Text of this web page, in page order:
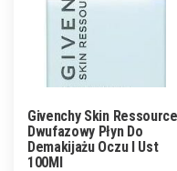
Givenchy Skin Ressource
Dwufazowy Płyn Do
Demakijażu Oczu I Ust
100Ml